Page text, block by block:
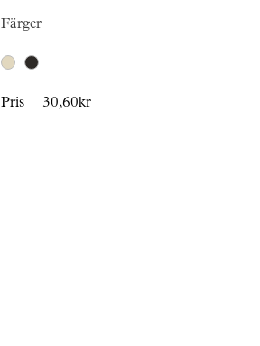
Färger
Pris 30,60kr